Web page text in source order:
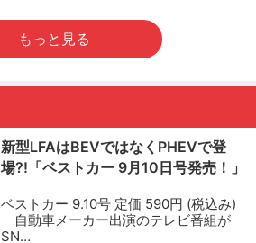
もっと見る
新型LFAはBEVではなくPHEVで登
場?!「ベストカー 9月10日号発売！」
ベストカー 9.10号 定価 590円 (税込み)
自動車メーカー出演のテレビ番組が
SN…